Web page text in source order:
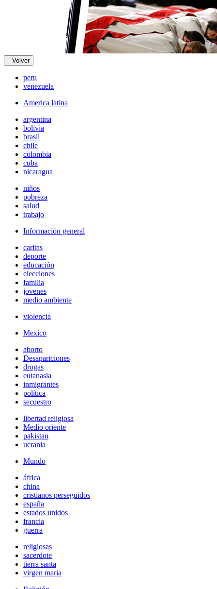
Volver
peru
venezuela
America latina
argentina
bolivia
brasil
chile
colombia
cuba
nicaragua
niños
pobreza
salud
trabajo
Información general
caritas
deporte
educación
elecciones
familia
jovenes
medio ambiente
violencia
Mexico
aborto
Desapariciones
drogas
eutanasia
inmigrantes
política
secuestro
libertad religiosa
Medio oriente
pakistan
ucrania
Mundo
áfrica
china
cristianos perseguidos
españa
estados unidos
francia
guerra
religiosas
sacerdote
tierra santa
virgen maria